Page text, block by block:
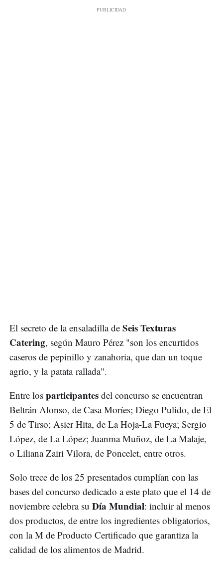
El secreto de la ensaladilla de Seis Texturas
Catering, según Mauro Pérez "son los encurtidos
caseros de pepinillo y zanahoria, que dan un toque
agrio, y la patata rallada".
Entre los participantes del concurso se encuentran
Beltrán Alonso, de Casa Moríes; Diego Pulido, de El
5 de Tirso; Asier Hita, de La Hoja-La Fueya; Sergio
López, de La López; Juanma Muñoz, de La Malaje,
o Liliana Zairi Vilora, de Poncelet, entre otros.
Solo trece de los 25 presentados cumplían con las
bases del concurso dedicado a este plato que el 14 de
noviembre celebra su Día Mundial: incluir al menos
dos productos, de entre los ingredientes obligatorios,
con la M de Producto Certificado que garantiza la
calidad de los alimentos de Madrid.